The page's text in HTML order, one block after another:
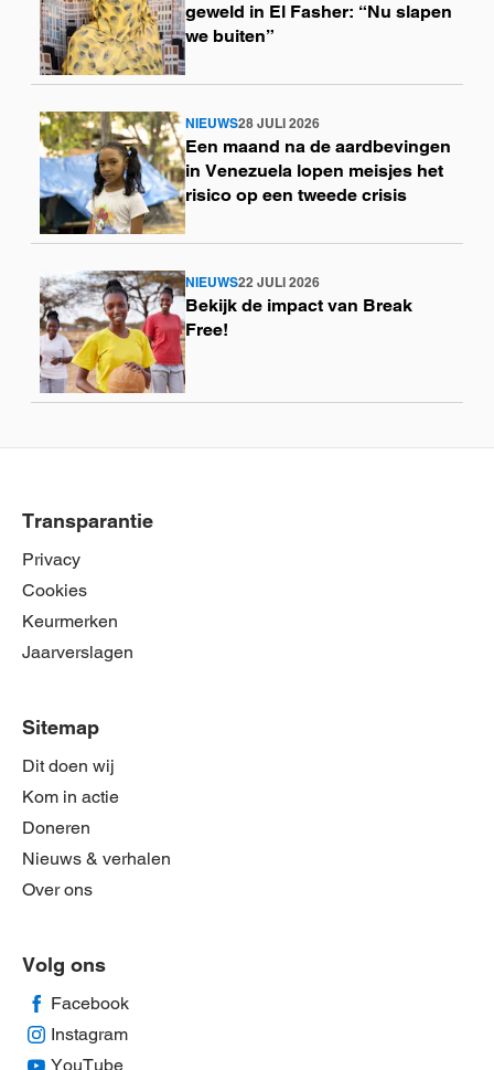
geweld in El Fasher: “Nu slapen
we buiten”
meer
NIEUWS28 JULI 2026
Een maand na de aardbevingen
in Venezuela lopen meisjes het
risico op een tweede crisis
Lees
meer
NIEUWS22 JULI 2026
Bekijk de impact van Break
Free!
Lees
meer
Transparantie
Privacy
Cookies
Keurmerken
Jaarverslagen
Sitemap
Dit doen wij
Kom in actie
Doneren
Nieuws & verhalen
Over ons
Volg ons
Facebook
Instagram
YouTube